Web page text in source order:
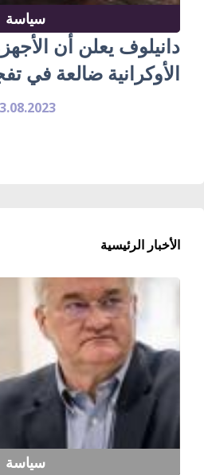
سياسة
دانيلوف يعلن أن
الأوكرانية ضالعة في
الأخبار الرئيسية
سياسة